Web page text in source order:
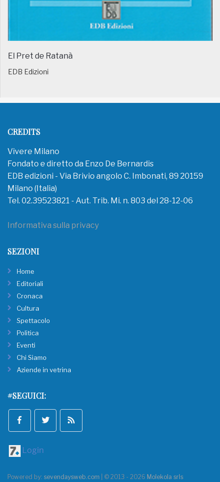
El Pret de Ratanà
EDB Edizioni
CREDITS
Vivere Milano
Fondato e diretto da Enzo De Bernardis
EDB edizioni - Via Brivio angolo C. Imbonati, 89 20159
Milano (Italia)
Tel. 02.39523821 - Aut. Trib. Mi. n. 803 del 28-12-06
Informativa sulla privacy
SEZIONI
Home
Editoriali
Cronaca
Cultura
Spettacolo
Politica
Eventi
Chi Siamo
Aziende in vetrina
#SEGUICI:
Login
Powered by: sevendaysweb.com | © 2013 - 2026 Molekola srls